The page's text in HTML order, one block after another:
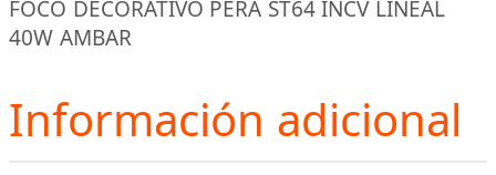
FOCO DECORATIVO PERA ST64 INCV LINEAL
40W AMBAR
Información adicional